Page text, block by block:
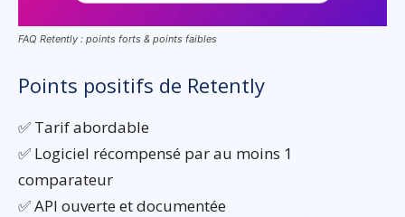
FAQ Retently : points forts & points faibles
Points positifs de Retently
✅ Tarif abordable
✅ Logiciel récompensé par au moins 1
comparateur
✅ API ouverte et documentée